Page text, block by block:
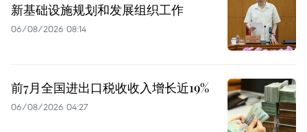
新基础设施规划和发展组织工作
06/08/2026 08:14
前7月全国进出口税收收入增长近19%
06/08/2026 04:27